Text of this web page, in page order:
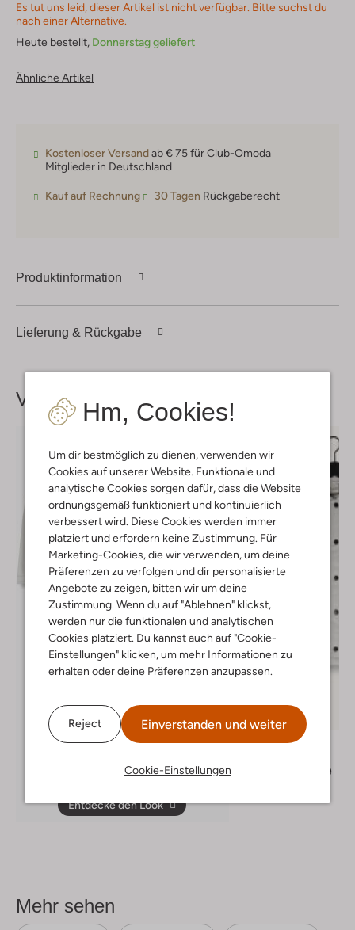
Hm, Cookies!
Um dir bestmöglich zu dienen, verwenden wir
Cookies auf unserer Website. Funktionale und
analytische Cookies sorgen dafür, dass die Website
ordnungsgemäß funktioniert und kontinuierlich
verbessert wird. Diese Cookies werden immer
platziert und erfordern keine Zustimmung. Für
Marketing-Cookies, die wir verwenden, um deine
Präferenzen zu verfolgen und dir personalisierte
Angebote zu zeigen, bitten wir um deine
Zustimmung. Wenn du auf "Ablehnen" klickst,
werden nur die funktionalen und analytischen
Cookies platziert. Du kannst auch auf "Cookie-
Einstellungen" klicken, um mehr Informationen zu
erhalten oder deine Präferenzen anzupassen.
Reject Einverstanden und weiter
Cookie-Einstellungen
Es tut uns leid, dieser Artikel ist nicht verfügbar. Bitte suchst du
nach einer Alternative.
Heute bestellt, Donnerstag geliefert
Ähnliche Artikel
Kostenloser Versandab € 75 für Club-Omoda
Mitglieder in Deutschland
Kauf auf Rechnung 30 Tagen Rückgaberecht
Produktinformation
Lieferung & Rückgabe
Vervollständige deinen Look
Entdecke den Look
-50%
Retour
€ 31,99
Mehr sehen